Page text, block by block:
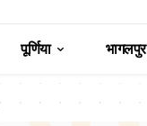
पूर्णिया भागलपुर